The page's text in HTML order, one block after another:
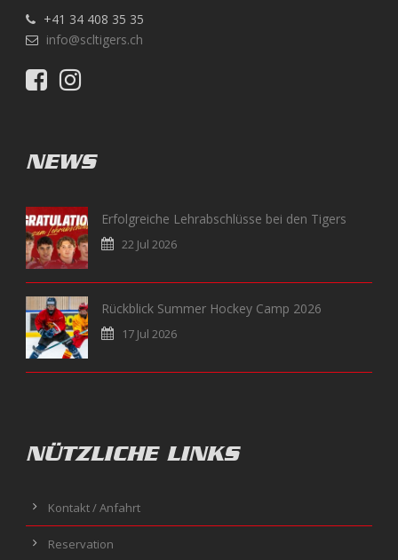
+41 34 408 35 35
info@scltigers.ch
NEWS
Erfolgreiche Lehrabschlüsse bei den Tigers
22 Jul 2026
Rückblick Summer Hockey Camp 2026
17 Jul 2026
NÜTZLICHE LINKS
Kontakt / Anfahrt
Reservation